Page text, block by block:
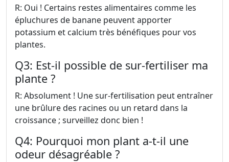
R: Oui ! Certains restes alimentaires comme les
épluchures de banane peuvent apporter
potassium et calcium très bénéfiques pour vos
plantes.
Q3: Est-il possible de sur-fertiliser ma
plante ?
R: Absolument ! Une sur-fertilisation peut entraîner
une brûlure des racines ou un retard dans la
croissance ; surveillez donc bien !
Q4: Pourquoi mon plant a-t-il une
odeur désagréable ?